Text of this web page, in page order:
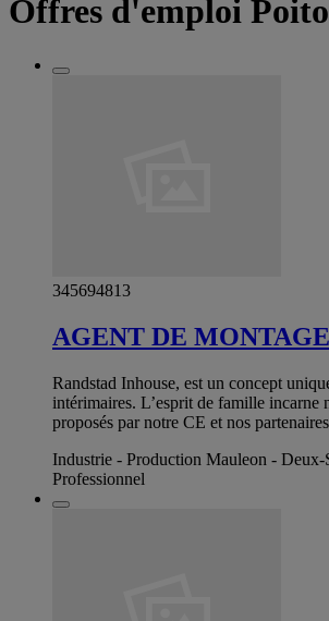
Offres d'emploi
345694813
AGENT DE
Randstad Inhouse, est un concept
intérimaires. L’esprit de famille
proposés par notre CE et nos
Industrie - Production Mauleon - Deux-
Professionnel